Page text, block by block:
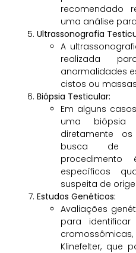
recomendado
uma análise
Ultrassonografia
A
realizada
anormalidades
cistos ou
Biópsia Testicular:
Em alguns
uma biópsia
diretamente
busca de
específicos
suspeita de
Estudos Genéticos:
Avaliações
para identificar
Klinefelter, que